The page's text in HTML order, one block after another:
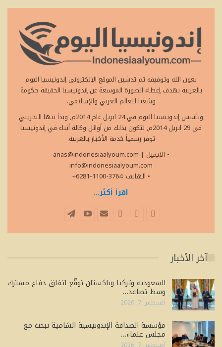
بعون الله وتوفيقه تم تدشين الموقع الإلكتروني إندونيسيا اليوم
بالعربية بهدف إعطاء الصورة الموسعة عن إندونيسيا الحقيقة حكومة
وشعبا للعالم العربي والإسلامي.
وتأسس إندونيسيا اليوم في 24 ابريل عام 2014م, وبدأ بثها التجريبي
في 29 ابريل 2014م, لتكون بذلك من أوائل وكالة أنباء في إندونيسيا
توفر رسمياً خدمة الأخبار بالعربية.
• الايميل
anas@indonesiaalyoum.com |
info@indonesiaalyoum.com
• الهاتف: 3764-1100-6281+
اقرأ أكثر...
آخر الأخبار
السعودية وتركيا وباكستان توقّع اتفاق دفاع مشترك
وسط تصاعد…
أغسطس 7, 2026
مؤسسة الصداقة الإندونيسية الشامية تبحث مع
مجلس علماء…